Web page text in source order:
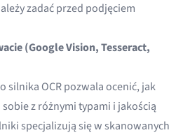
zadać przed podjęciem
(Google Vision, Tesseract,
silnika OCR pozwala ocenić, jak
z różnymi typami i jakością
specjalizują się w skanowanych